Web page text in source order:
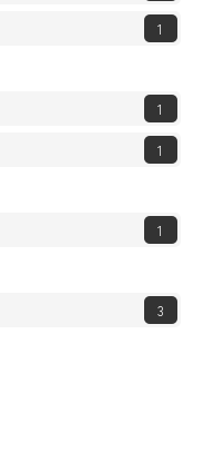
1
1
1
1
3